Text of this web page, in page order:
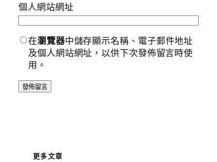
個人網站網址
在瀏覽器中儲存顯示名稱、電子郵件地址
及個人網站網址，以供下次發佈留言時使
用。
更多文章